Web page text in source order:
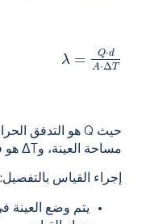
λ = Q⋅d
A⋅ΔT
مساحة العينة، وΔT هو فرق درجة الحرارة.
إجراء القياس بالتفصيل:
يتم وضع العينة